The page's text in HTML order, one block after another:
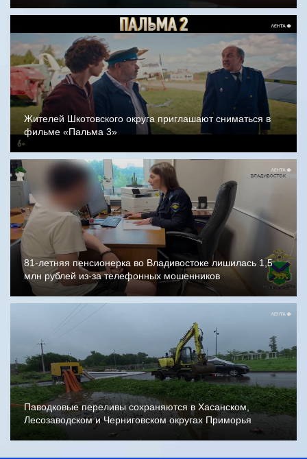
Жителей Шкотовского округа приглашают сниматься в
фильме «Пальма 3»
81-летняя пенсионерка во Владивостоке лишилась 1,5
млн рублей из-за телефонных мошенников
Паводковые переливы сохраняются в Хасанском,
Лесозаводском и Черниговском округах Приморья